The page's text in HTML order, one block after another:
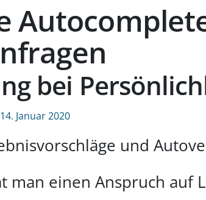
bei
14. Januar 2020
und
man einen Anspruch auf